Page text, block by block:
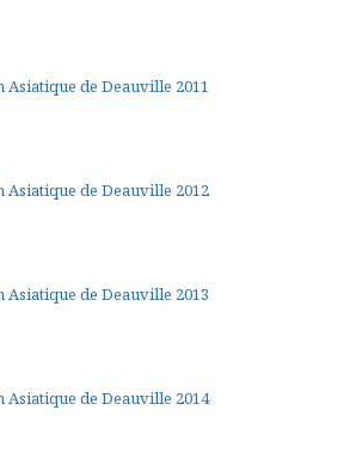
Asiatique de Deauville 2011
Asiatique de Deauville 2012
Asiatique de Deauville 2013
Asiatique de Deauville 2014